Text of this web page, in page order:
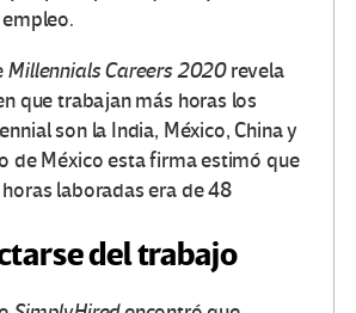
Millennials Careers 2020revela
que trabajan más horas los
son la India, México, China y
de México esta firma estimó que
laboradas era de 48
del trabajo